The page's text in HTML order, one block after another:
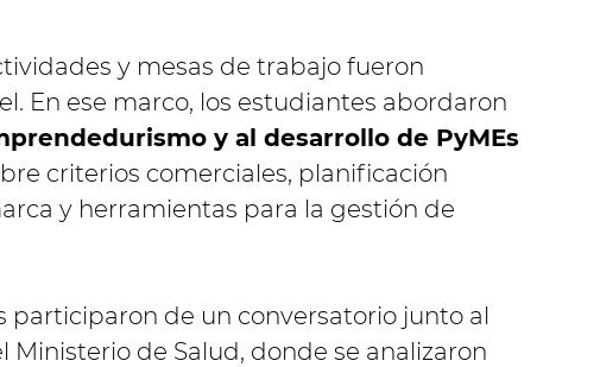
y mesas de trabajo fueron
En ese marco, los estudiantes abordaron
y al desarrollo de PyMEs
criterios comerciales, planificación
y herramientas para la gestión de
participaron de un conversatorio junto al
Ministerio de Salud, donde se analizaron